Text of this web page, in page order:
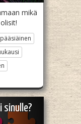
mikä
sinulle?